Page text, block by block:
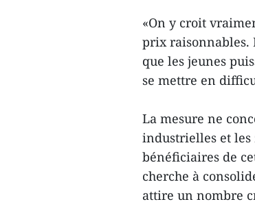
«On y croit
prix raisonnables.
que les jeunes
se mettre en
La mesure ne
industrielles et les
bénéficiaires de
cherche à
attire un nombre